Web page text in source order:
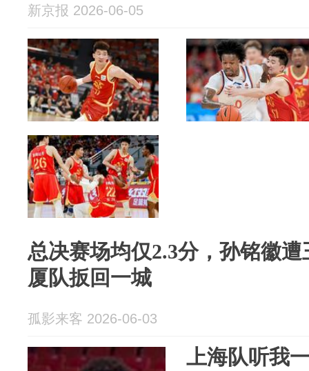
新京报 2026-06-05
总决赛场均仅2.3分，孙铭徽
厦队扳回一城
孤影来客 2026-06-03
上海队听我